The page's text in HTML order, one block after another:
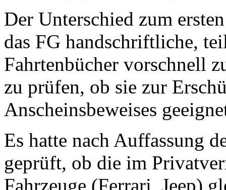
Der Unterschied zum
das FG handschriftliche,
Fahrtenbücher vorschnell
zu prüfen, ob sie zur
Anscheinsbeweises
Es hatte nach Auffassung
geprüft, ob die im
Fahrzeuge (Ferrari, Jeep)